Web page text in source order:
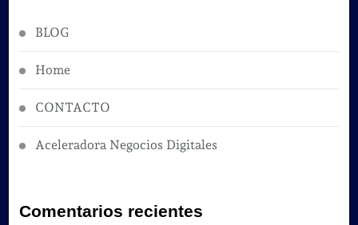
BLOG
Home
CONTACTO
Aceleradora Negocios Digitales
Comentarios recientes